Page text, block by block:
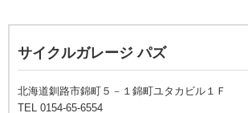
サイクルガレージ パズ
北海道釧路市錦町５－１錦町ユタカビル１Ｆ
TEL 0154-65-6554